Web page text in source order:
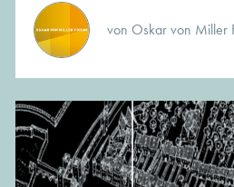
von Oskar von Miller